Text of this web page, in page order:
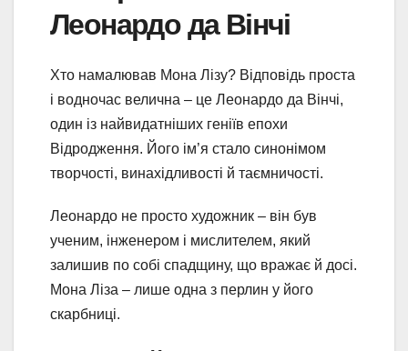
Леонардо да Вінчі
Хто намалював Мона Лізу? Відповідь проста
і водночас велична – це Леонардо да Вінчі,
один із найвидатніших геніїв епохи
Відродження. Його ім’я стало синонімом
творчості, винахідливості й таємничості.
Леонардо не просто художник – він був
ученим, інженером і мислителем, який
залишив по собі спадщину, що вражає й досі.
Мона Ліза – лише одна з перлин у його
скарбниці.